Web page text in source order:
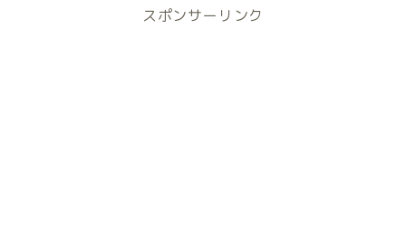
スポンサーリンク